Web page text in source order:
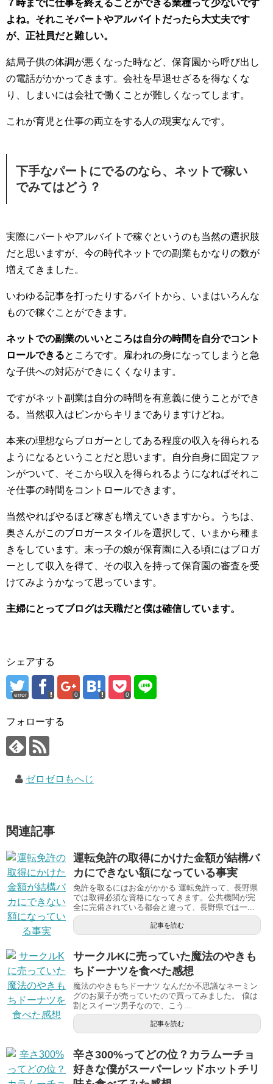
７時までに仕事を終えることができる業種って少ないです
よね。それこそパートやアルバイトだったら大丈夫です
が、正社員だと難しい。
結局子供の体調が悪くなった時など、保育園から呼び出し
の電話がかかってきます。会社を早退せざるを得なくな
り、しまいには会社で働くことが難しくなってします。
これが育児と仕事の両立をする人の現実なんです。
下手なパートにでるのなら、ネットで稼い
でみてはどう？
実際にパートやアルバイトで稼ぐというのも当然の選択肢
だと思いますが、今の時代ネットでの副業もかなりの数が
増えてきました。
いわゆる記事を打ったりするバイトから、いまはいろんな
もので稼ぐことができます。
ネットでの副業のいいところは自分の時間を自分でコント
ロールできるところです。雇われの身になってしまうと急
な子供への対応ができにくくなります。
ですがネット副業は自分の時間を有意義に使うことができ
る。当然収入はピンからキリまでありますけどね。
本来の理想ならブロガーとしてある程度の収入を得られる
ようになるということだと思います。自分自身に固定ファ
ンがついて、そこから収入を得られるようになればそれこ
そ仕事の時間をコントロールできます。
当然やればやるほど稼ぎも増えていきますから。うちは、
奥さんがこのブロガースタイルを選択して、いまから種ま
きをしています。末っ子の娘が保育園に入る頃にはブロガ
ーとして収入を得て、その収入を持って保育園の審査を受
けてみようかなって思っています。
主婦にとってブログは天職だと僕は確信しています。
シェアする
error 0 0
フォローする
ゼロゼロもへじ
関連記事
運転免許の取得にかけた金額が結構バ
カにできない額になっている事実
免許を取るにはお金がかかる 運転免許って、長野県
では取得必須な資格になってきます。公共機関が完
全に完備されている都会と違って、長野県では一...
記事を読む
サークルKに売っていた魔法のやきも
ちドーナツを食べた感想
魔法のやきもちドーナツ なんだか不思議なネーミン
グのお菓子が売っていたので買ってみました。 僕は
割とスイーツ男子なので、こう...
記事を読む
辛さ300%ってどの位？カラムーチョ
好きな僕がスーパーレッドホットチリ